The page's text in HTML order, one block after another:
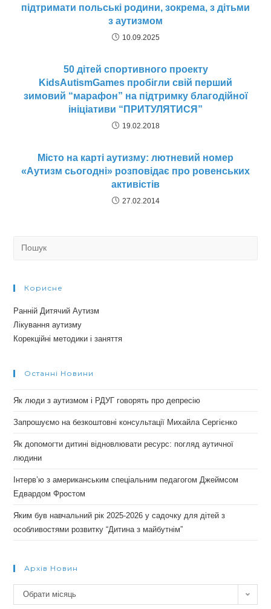
підтримати польські родини, зокрема, з дітьми
з аутизмом
10.09.2025
50 дітей спортивного проекту
KidsAutismGames пробігли свій перший
зимовий “марафон” на підтримку благодійної
ініціативи “ПРИТУЛЯТИСЯ”
19.02.2018
Місто на карті аутизму: лютневий номер
«Аутизм сьогодні» розповідає про ровенських
активістів
27.02.2014
Корисне
Ранній Дитячий Аутизм
Лікування аутизму
Корекційні методики і заняття
Останні Новини
Як люди з аутизмом і РДУГ говорять про депресію
Запрошуємо на безкоштовні консультації Михайла Сергієнко
Як допомогти дитині відновлювати ресурс: погляд аутичної
людини
Інтерв’ю з американським спеціальним педагогом Джеймсом
Едвардом Фростом
Яким був навчальний рік 2025-2026 у садочку для дітей з
особливостями розвитку “Дитина з майбутнім”
Архів Новин
Архів
новин
Обрати місяць